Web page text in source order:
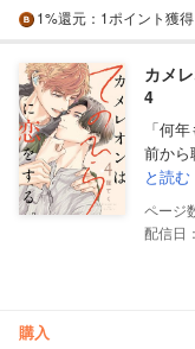
1%還元 ：1ポイント獲得
カメ
4
「何
前か
と読む
配信日
購入